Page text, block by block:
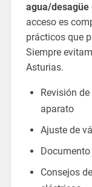
agua/desagüe
acceso es
prácticos que
Siempre
Asturias.
Revisión
aparato
Ajuste de
Consejos